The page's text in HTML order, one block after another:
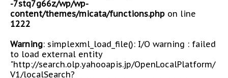
-7stq7g66z/wp/wp-
content/themes/micata/functions.php on line
1222
Warning: simplexml_load_file(): I/O warning : failed
to load external entity
"http://search.olp.yahooapis.jp/OpenLocalPlatform/
V1/localSearch?